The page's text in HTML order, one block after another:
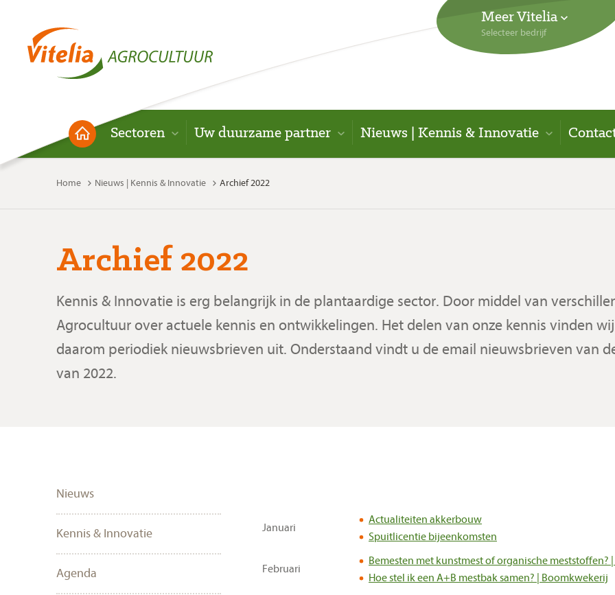
Meer Vitelia
Selecteer bedrijf
Sectoren Uw duurzame partner Nieuws | Kennis & Innovatie
Home Nieuws | Kennis & Innovatie Archief 2022
Archief 2022
Kennis & Innovatie is erg belangrijk in de plantaardige sector. Door middel van
Agrocultuur over actuele kennis en ontwikkelingen. Het delen van onze kennis vinden
daarom periodiek nieuwsbrieven uit. Onderstaand vindt u de email nieuwsbrieven van
van 2022.
Nieuws
Kennis & Innovatie
Agenda
Januari
Actualiteiten akkerbouw
Spuitlicentie bijeenkomsten
Februari
Bemesten met kunstmest of organische meststoffen?
Hoe stel ik een A+B mestbak samen? | Boomkwekerij